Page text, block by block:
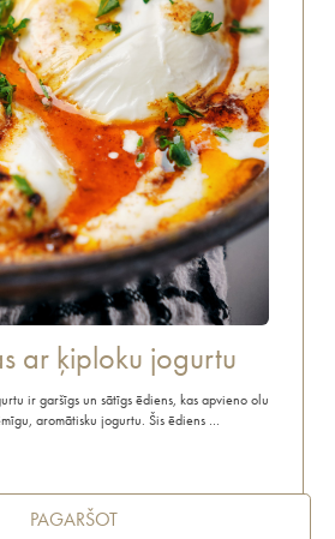
ar ķiploku jogurtu
ir garšīgs un sātīgs ēdiens, kas apvieno olu
aromātisku jogurtu. Šis ēdiens …
PAGARŠOT